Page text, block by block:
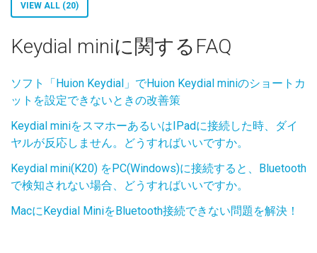
VIEW ALL (20)
Keydial miniに関するFAQ
ソフト「Huion Keydial」でHuion Keydial miniのショートカ
ットを設定できないときの改善策
Keydial miniをスマホーあるいはIPadに接続した時、ダイ
ヤルが反応しません。どうすればいいですか。
Keydial mini(K20) をPC(Windows)に接続すると、Bluetooth
で検知されない場合、どうすればいいですか。
MacにKeydial MiniをBluetooth接続できない問題を解決！